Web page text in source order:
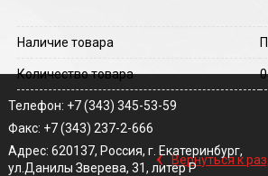
Наличие товара
Количество товара
‹ Вернуться к
Телефон: +7 (343) 345-53-59
Факс: +7 (343) 237-2-666
Адрес: 620137, Россия, г. Екатеринбург,
ул.Данилы Зверева, 31, литер Р